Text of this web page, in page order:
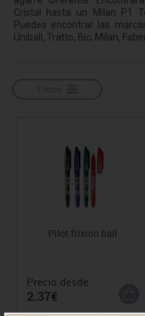
Cristal hasta un Milan P1
Puedes encontrar las
Uniball, Tratto, Bic, Milan,
Pilot frixion ball
Precio desde
2.37€